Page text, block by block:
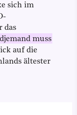
sich im
das
muss
auf die
ältester